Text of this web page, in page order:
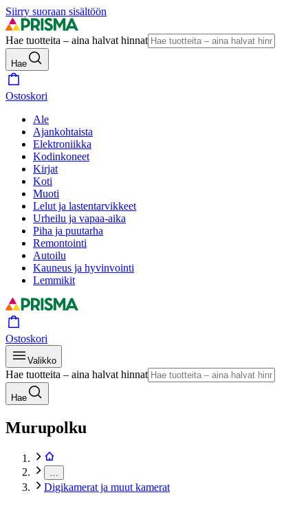
Siirry suoraan sisältöön
Hae tuotteita – aina halvat hinnat
Hae
Ostoskori
Ale
Ajankohtaista
Elektroniikka
Kodinkoneet
Kirjat
Koti
Muoti
Lelut ja lastentarvikkeet
Urheilu ja vapaa-aika
Piha ja puutarha
Remontointi
Autoilu
Kauneus ja hyvinvointi
Lemmikit
Ostoskori
Valikko
Hae tuotteita – aina halvat hinnat
Hae
Murupolku
Digikamerat ja muut kamerat